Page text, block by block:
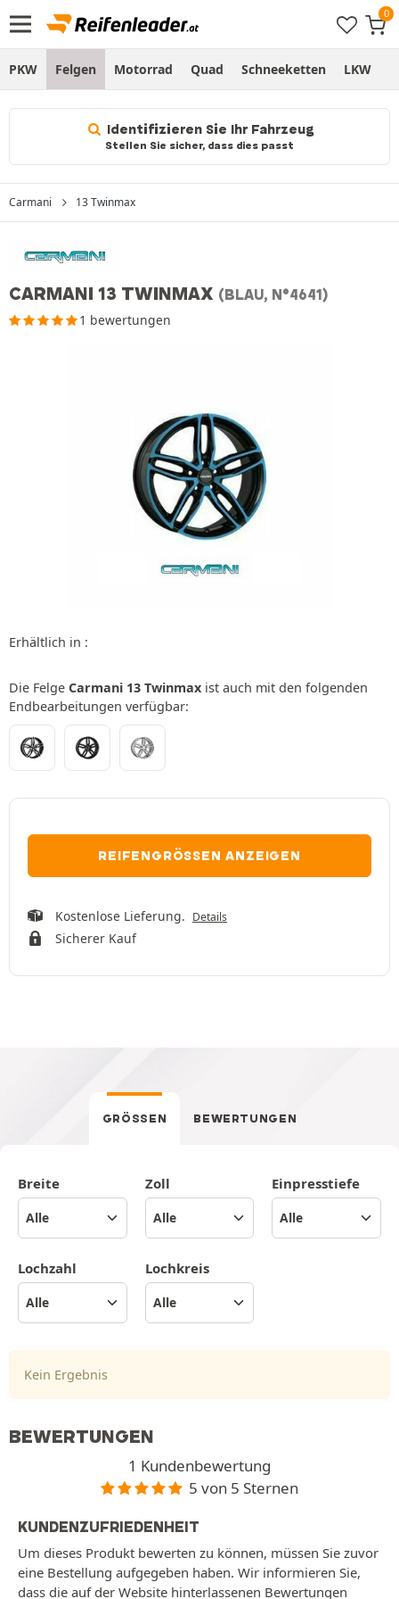
PKW Felgen Motorrad Quad Schneeketten LKW
Identifizieren Sie Ihr Fahrzeug
Stellen Sie sicher, dass dies passt
Carmani 13 Twinmax
CARMANI 13 TWINMAX (BLAU, N°4641)
1 bewertungen
Erhältlich in :
Die Felge Carmani 13 Twinmax ist auch mit den folgenden
Endbearbeitungen verfügbar:
REIFENGRÖSSEN ANZEIGEN
Kostenlose Lieferung. Details
Sicherer Kauf
GRÖSSEN BEWERTUNGEN
Breite Zoll Einpresstiefe
Lochzahl Lochkreis
Kein Ergebnis
BEWERTUNGEN
1 Kundenbewertung
5 von 5 Sternen
KUNDENZUFRIEDENHEIT
Um dieses Produkt bewerten zu können, müssen Sie zuvor
eine Bestellung aufgegeben haben. Wir informieren Sie,
dass die auf der Website hinterlassenen Bewertungen